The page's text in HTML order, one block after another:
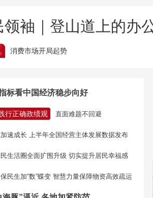
领袖｜登山道上的办
消费市场开局起势
标看中国经济稳步向好
行正确政绩观 直面难题不回避
速成长 上半年全国经营主体发展数据发布
生活圈全面扩围升级 切实提升居民幸福感
民生加“数”蝶变 智慧力量保障物资高效疏运